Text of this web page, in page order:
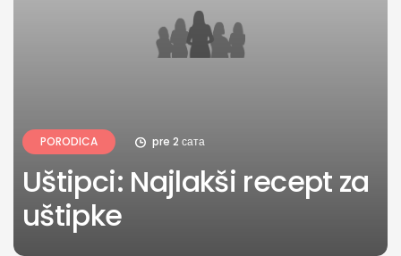
PORODICA pre 2 сата
Uštipci: Najlakši recept za
uštipke